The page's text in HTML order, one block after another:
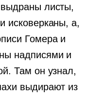
листы,
исковерканы, а,
Гомера и
надписями и
Там он узнал,
выдирают из